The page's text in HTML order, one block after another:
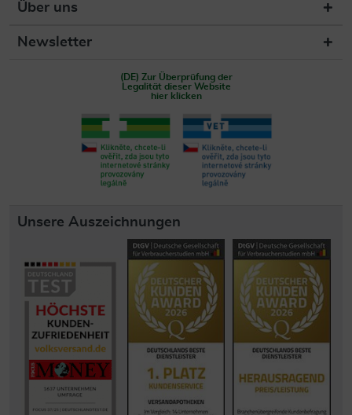
Über uns
Newsletter
(DE) Zur Überprüfung der
Legalität dieser Website
hier klicken
Unsere Auszeichnungen